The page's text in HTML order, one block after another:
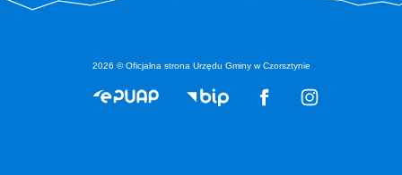
2026 © Oficjalna strona Urzędu Gminy w Czorsztynie